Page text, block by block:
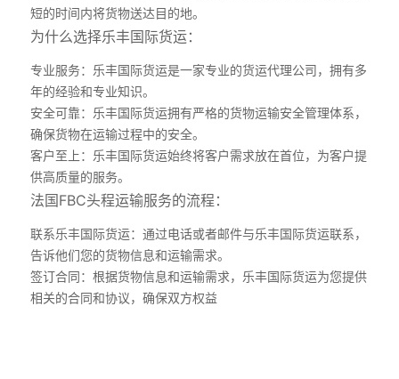
短的时间内将货物送达目的地。
为什么选择乐丰国际货运：
专业服务：乐丰国际货运是一家专业的货运代理公司，拥有多
年的经验和专业知识。
安全可靠：乐丰国际货运拥有严格的货物运输安全管理体系，
确保货物在运输过程中的安全。
客户至上：乐丰国际货运始终将客户需求放在首位，为客户提
供高质量的服务。
法国FBC头程运输服务的流程：
联系乐丰国际货运：通过电话或者邮件与乐丰国际货运联系，
告诉他们您的货物信息和运输需求。
签订合同：根据货物信息和运输需求，乐丰国际货运为您提供
相关的合同和协议，确保双方权益